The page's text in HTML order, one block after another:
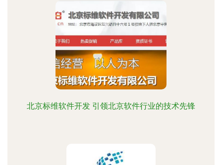
北京标维软件开发 引领北京软件行业的技术先锋